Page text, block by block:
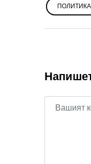
ПОЛИТИКА